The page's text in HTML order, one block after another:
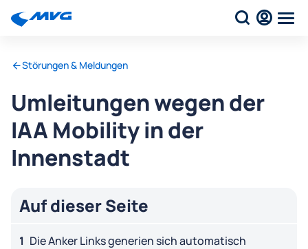
Störungen & Meldungen
Umleitungen wegen der
IAA Mobility in der
Innenstadt
Auf dieser Seite
Die Anker Links generien sich automatisch